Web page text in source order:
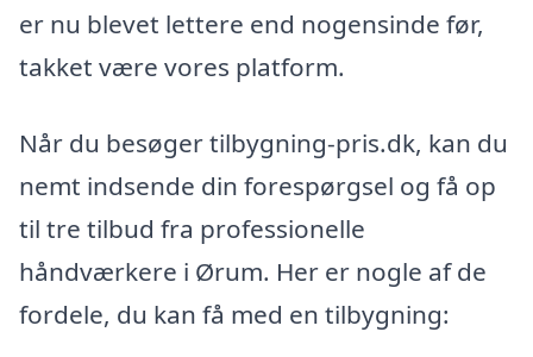
er nu blevet lettere end nogensinde før,
takket være vores platform.
Når du besøger tilbygning-pris.dk, kan du
nemt indsende din forespørgsel og få op
til tre tilbud fra professionelle
håndværkere i Ørum. Her er nogle af de
fordele, du kan få med en tilbygning: